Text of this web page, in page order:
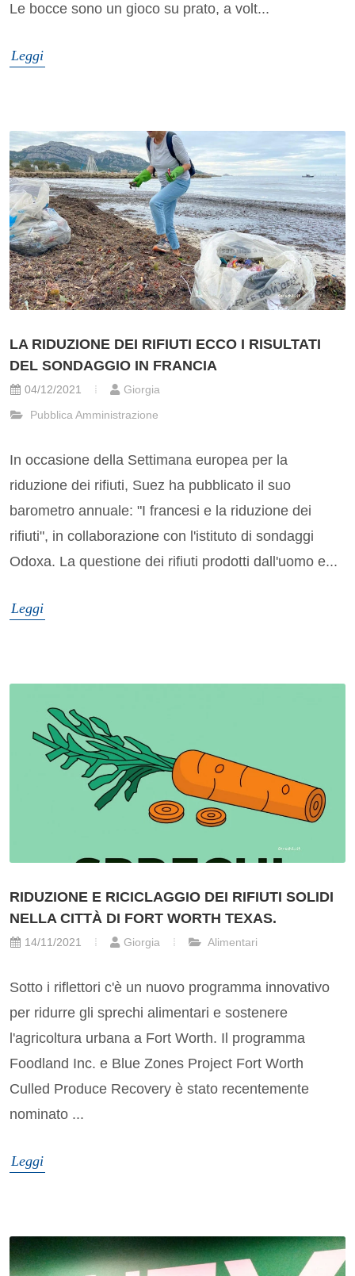
Le bocce sono un gioco su prato, a volt...
Leggi
LA RIDUZIONE DEI RIFIUTI ECCO I RISULTATI
DEL SONDAGGIO IN FRANCIA
04/12/2021
Giorgia
Pubblica Amministrazione
In occasione della Settimana europea per la
riduzione dei rifiuti, Suez ha pubblicato il suo
barometro annuale: "I francesi e la riduzione dei
rifiuti", in collaborazione con l'istituto di sondaggi
Odoxa. La questione dei rifiuti prodotti dall'uomo e...
Leggi
RIDUZIONE E RICICLAGGIO DEI RIFIUTI SOLIDI
NELLA CITTÀ DI FORT WORTH TEXAS.
14/11/2021 Giorgia Alimentari
Sotto i riflettori c'è un nuovo programma innovativo
per ridurre gli sprechi alimentari e sostenere
l'agricoltura urbana a Fort Worth. Il programma
Foodland Inc. e Blue Zones Project Fort Worth
Culled Produce Recovery è stato recentemente
nominato ...
Leggi